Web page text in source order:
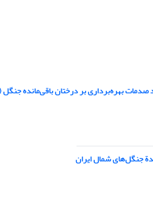
صدمات بهره‌برداری بر درختان باقی‌مانده
جنگل‌های شمال ایران